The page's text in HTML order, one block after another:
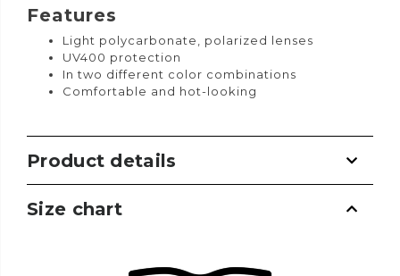
Features
Light polycarbonate, polarized lenses
UV400 protection
In two different color combinations
Comfortable and hot-looking
Product details
Size chart